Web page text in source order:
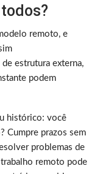
remoto, e
estrutura externa,
podem
histórico: você
Cumpre prazos sem
problemas de
remoto pode